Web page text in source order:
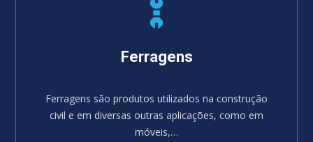
Ferragens
Ferragens são produtos utilizados na construção
civil e em diversas outras aplicações, como em
móveis,…